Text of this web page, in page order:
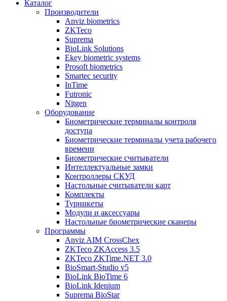
Каталог
Производители
Anviz biometrics
ZKTeco
Suprema
BioLink Solutions
Ekey biometric systems
Prosoft biometrics
Smartec security
InTime
Futronic
Nitgen
Оборудование
Биометрические терминалы контроля
доступа
Биометрические терминалы учета рабочего
времени
Биометрические считыватели
Интеллектуальные замки
Контроллеры СКУД
Настольные считыватели карт
Комплекты
Турникеты
Модули и аксессуары
Настольные биометрические сканеры
Программы
Anviz AIM CrossChex
ZKTeco ZKAccess 3.5
ZKTeco ZKTime.NET 3.0
BioSmart-Studio v5
BioLink BioTime 6
BioLink Idenium
Suprema BioStar